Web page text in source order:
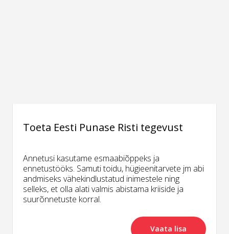
Toeta Eesti Punase Risti tegevust
Annetusi kasutame esmaabiõppeks ja
ennetustööks. Samuti toidu, hügieenitarvete jm abi
andmiseks vähekindlustatud inimestele ning
selleks, et olla alati valmis abistama kriiside ja
suurõnnetuste korral.
Vaata lisa